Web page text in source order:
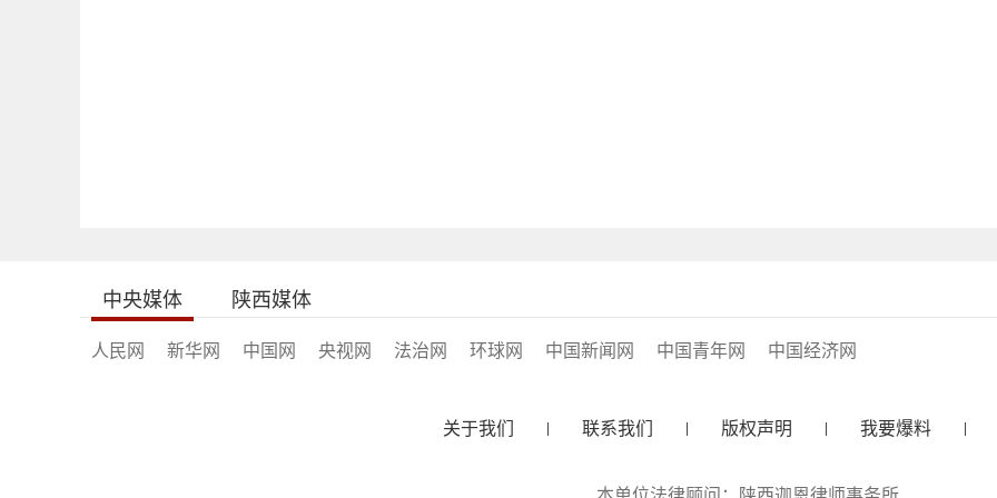
中央媒体 陕西媒体
人民网 新华网 中国网 央视网 法治网 环球网 中国新闻网 中国青年网 中国经济网
关于我们 联系我们 版权声明 我要爆料